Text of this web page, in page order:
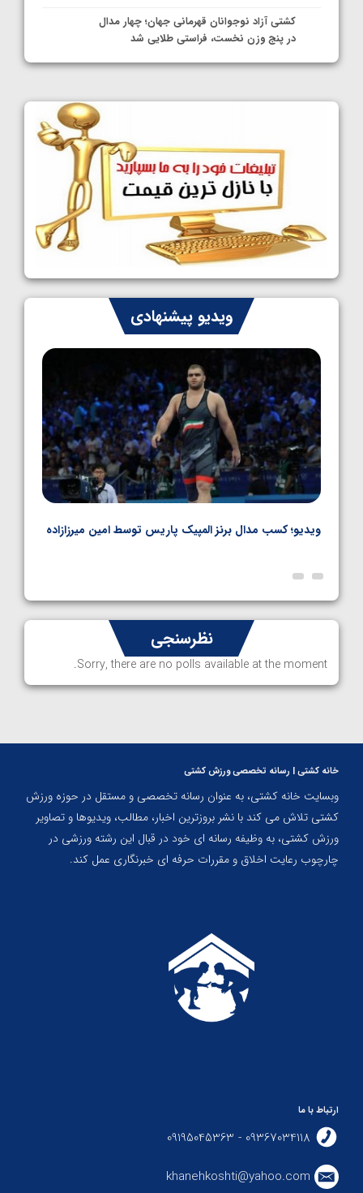
کشتی آزاد نوجوانان قهرمانی جهان؛ چهار مدال
در پنج وزن نخست، فراستی طلایی شد
1405/05/11
کشتی آزاد نوجوانان جهان؛ رقبای نمایندگان
ایران مشخص شدند
1405/05/08
کشتی فرنگی نوجوانان جهان؛ سکوی تیمی
سوم برای ایران
1405/05/07
ایران چشم به راه چهار مدال در پنج وزن دوم
کشتی فرنگی نوجوانان جهان
1405/05/06
ویدیو پیشنهادی
ویدیو؛ کسب مدال برنز المپیک پاریس توسط امین میرزازاده
نظرسنجی
Sorry, there are no polls available at the moment.
خانه کشتی | رسانه تخصصی ورزش کشتی
وبسایت خانه کشتی، به عنوان رسانه تخصصی و مستقل در حوزه ورزش
کشتی تلاش می کند با نشر بروزترین اخبار، مطالب، ویدیوها و تصاویر
ورزش کشتی، به وظیفه رسانه ای خود در قبال این رشته ورزشی در
چارچوب رعایت اخلاق و مقررات حرفه ای خبرنگاری عمل کند.
ارتباط با ما
09367034118 - 09195045363
khanehkoshti@yahoo.com